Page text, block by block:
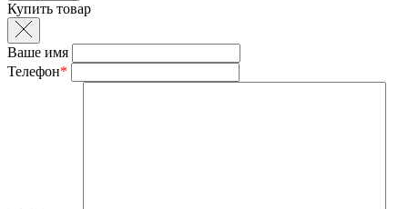
Купить товар
Ваше имя
Телефон*